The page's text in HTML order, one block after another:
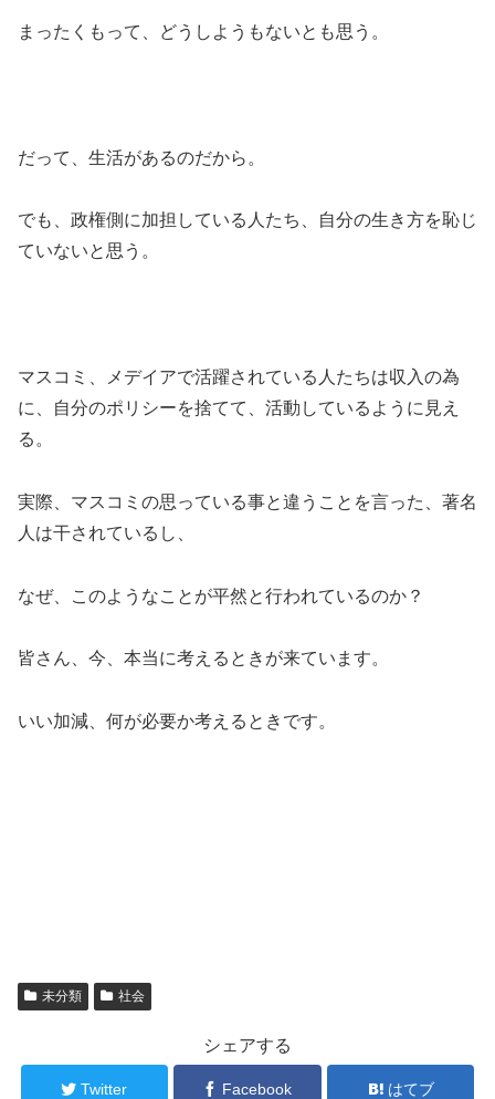
まったくもって、どうしようもないとも思う。
だって、生活があるのだから。
でも、政権側に加担している人たち、自分の生き方を恥じ
ていないと思う。
マスコミ、メデイアで活躍されている人たちは収入の為
に、自分のポリシーを捨てて、活動しているように見え
る。
実際、マスコミの思っている事と違うことを言った、著名
人は干されているし、
なぜ、このようなことが平然と行われているのか？
皆さん、今、本当に考えるときが来ています。
いい加減、何が必要か考えるときです。
未分類 社会
シェアする
Twitter Facebook はてブ